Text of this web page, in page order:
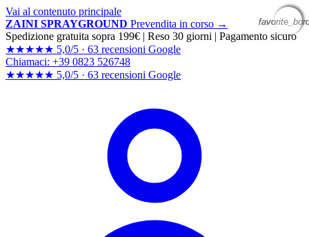
Vai al contenuto principale
ZAINI SPRAYGROUND Prevendita in corso →
Spedizione gratuita sopra 199€ | Reso 30 giorni | Pagamento sicuro
★★★★★ 5,0/5 · 63 recensioni Google
Chiamaci: +39 0823 526748
★★★★★ 5,0/5 · 63 recensioni Google